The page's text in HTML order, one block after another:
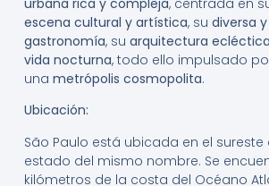
escena cultural y artística, su diversa
gastronomía, su arquitectura ecléctica
vida nocturna, todo ello impulsado
una metrópolis cosmopolita.
Ubicación:
São Paulo está ubicada en el sureste
estado del mismo nombre. Se
kilómetros de la costa del Océano